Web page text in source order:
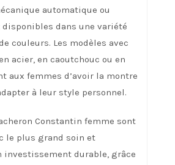
automatique ou
dans une variété
couleurs. Les modèles avec
acier, en caoutchouc ou en
aux femmes d’avoir la montre
à leur style personnel.
Constantin femme sont
le plus grand soin et
durable, grâce